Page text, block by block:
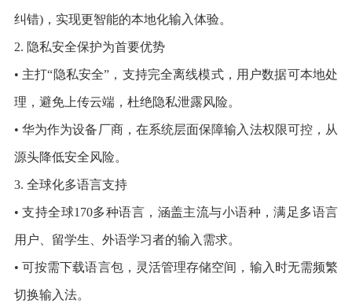
纠错)，实现更智能的本地化输入体验。
2. 隐私安全保护为首要优势
• 主打“隐私安全”，支持完全离线模式，用户数据可本地处
理，避免上传云端，杜绝隐私泄露风险。
• 华为作为设备厂商，在系统层面保障输入法权限可控，从
源头降低安全风险。
3. 全球化多语言支持
• 支持全球170多种语言，涵盖主流与小语种，满足多语言
用户、留学生、外语学习者的输入需求。
• 可按需下载语言包，灵活管理存储空间，输入时无需频繁
切换输入法。